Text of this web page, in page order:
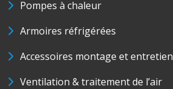
Pompes à chaleur
Armoires réfrigérées
Accessoires montage et entretien
Ventilation & traitement de l’air